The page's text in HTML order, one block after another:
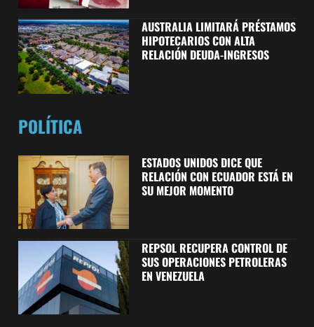
AUSTRALIA LIMITARÁ PRÉSTAMOS
HIPOTECARIOS CON ALTA
RELACIÓN DEUDA-INGRESOS
POLÍTICA
ESTADOS UNIDOS DICE QUE
RELACIÓN CON ECUADOR ESTÁ EN
SU MEJOR MOMENTO
REPSOL RECUPERA CONTROL DE
SUS OPERACIONES PETROLERAS
EN VENEZUELA